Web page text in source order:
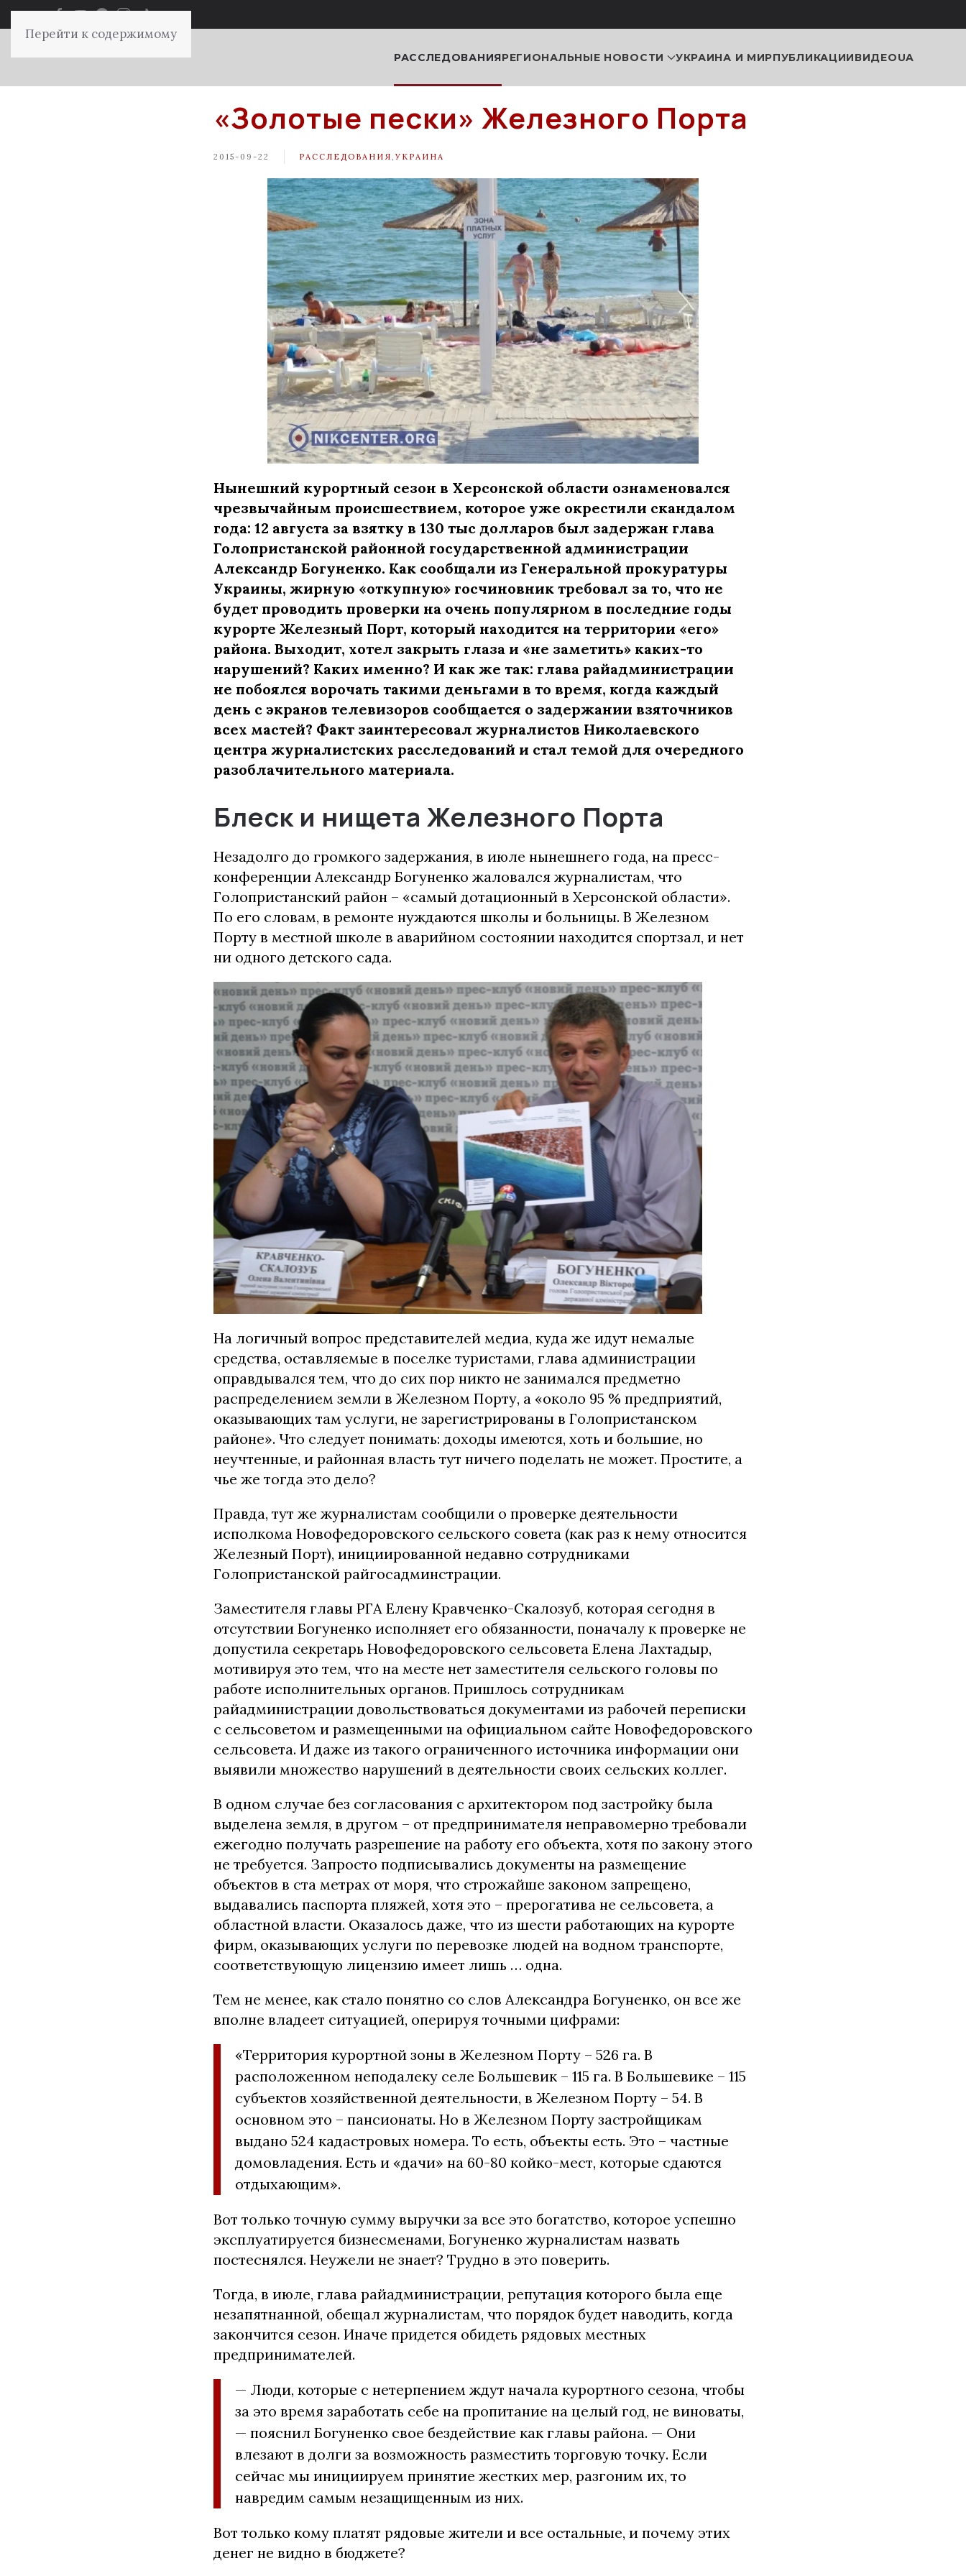
Перейти к содержимому
РАССЛЕДОВАНИЯРЕГИОНАЛЬНЫЕ НОВОСТИ УКРАИНА И МИРПУБЛИКАЦИИВИДЕОUA
«Золотые пески» Железного Порта
2015-09-22 РАССЛЕДОВАНИЯ УКРАИНА
Нынешний курортный сезон в Херсонской области ознаменовался
чрезвычайным происшествием, которое уже окрестили скандалом
года: 12 августа за взятку в 130 тыс долларов был задержан глава
Голопристанской районной государственной администрации
Александр Богуненко. Как сообщали из Генеральной прокуратуры
Украины, жирную «откупную» госчиновник требовал за то, что не
будет проводить проверки на очень популярном в последние годы
курорте Железный Порт, который находится на территории «его»
района. Выходит, хотел закрыть глаза и «не заметить» каких-то
нарушений? Каких именно? И как же так: глава райадминистрации
не побоялся ворочать такими деньгами в то время, когда каждый
день с экранов телевизоров сообщается о задержании взяточников
всех мастей? Факт заинтересовал журналистов Николаевского
центра журналистских расследований и стал темой для очередного
разоблачительного материала.
Блеск и нищета Железного Порта
Незадолго до громкого задержания, в июле нынешнего года, на пресс-
конференции Александр Богуненко жаловался журналистам, что
Голопристанский район – «самый дотационный в Херсонской области».
По его словам, в ремонте нуждаются школы и больницы. В Железном
Порту в местной школе в аварийном состоянии находится спортзал, и нет
ни одного детского сада.
На логичный вопрос представителей медиа, куда же идут немалые
средства, оставляемые в поселке туристами, глава администрации
оправдывался тем, что до сих пор никто не занимался предметно
распределением земли в Железном Порту, а «около 95 % предприятий,
оказывающих там услуги, не зарегистрированы в Голопристанском
районе». Что следует понимать: доходы имеются, хоть и большие, но
неучтенные, и районная власть тут ничего поделать не может. Простите, а
чье же тогда это дело?
Правда, тут же журналистам сообщили о проверке деятельности
исполкома Новофедоровского сельского совета (как раз к нему относится
Железный Порт), инициированной недавно сотрудниками
Голопристанской райгосадминстрации.
Заместителя главы РГА Елену Кравченко-Скалозуб, которая сегодня в
отсутствии Богуненко исполняет его обязанности, поначалу к проверке не
допустила секретарь Новофедоровского сельсовета Елена Лахтадыр,
мотивируя это тем, что на месте нет заместителя сельского головы по
работе исполнительных органов. Пришлось сотрудникам
райадминистрации довольствоваться документами из рабочей переписки
с сельсоветом и размещенными на официальном сайте Новофедоровского
сельсовета. И даже из такого ограниченного источника информации они
выявили множество нарушений в деятельности своих сельских коллег.
В одном случае без согласования с архитектором под застройку была
выделена земля, в другом – от предпринимателя неправомерно требовали
ежегодно получать разрешение на работу его объекта, хотя по закону этого
не требуется. Запросто подписывались документы на размещение
объектов в ста метрах от моря, что строжайше законом запрещено,
выдавались паспорта пляжей, хотя это – прерогатива не сельсовета, а
областной власти. Оказалось даже, что из шести работающих на курорте
фирм, оказывающих услуги по перевозке людей на водном транспорте,
соответствующую лицензию имеет лишь … одна.
Тем не менее, как стало понятно со слов Александра Богуненко, он все же
вполне владеет ситуацией, оперируя точными цифрами:
«Территория курортной зоны в Железном Порту – 526 га. В
расположенном неподалеку селе Большевик – 115 га. В Большевике – 115
субъектов хозяйственной деятельности, в Железном Порту – 54. В
основном это – пансионаты. Но в Железном Порту застройщикам
выдано 524 кадастровых номера. То есть, объекты есть. Это – частные
домовладения. Есть и «дачи» на 60-80 койко-мест, которые сдаются
отдыхающим».
Вот только точную сумму выручки за все это богатство, которое успешно
эксплуатируется бизнесменами, Богуненко журналистам назвать
постеснялся. Неужели не знает? Трудно в это поверить.
Тогда, в июле, глава райадминистрации, репутация которого была еще
незапятнанной, обещал журналистам, что порядок будет наводить, когда
закончится сезон. Иначе придется обидеть рядовых местных
предпринимателей.
— Люди, которые с нетерпением ждут начала курортного сезона, чтобы
за это время заработать себе на пропитание на целый год, не виноваты,
— пояснил Богуненко свое бездействие как главы района. — Они
влезают в долги за возможность разместить торговую точку. Если
сейчас мы инициируем принятие жестких мер, разгоним их, то
навредим самым незащищенным из них.
Вот только кому платят рядовые жители и все остальные, и почему этих
денег не видно в бюджете?